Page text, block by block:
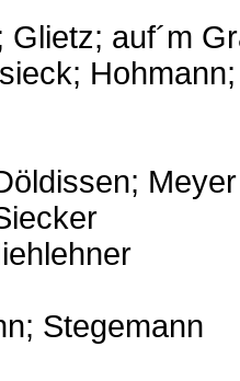
Glietz; auf´m
Stegemann